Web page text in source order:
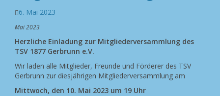
6. Mai 2023
Mai 2023
Herzliche Einladung zur Mitgliederversammlung des
TSV 1877 Gerbrunn e.V.
Wir laden alle Mitglieder, Freunde und Förderer des TSV
Gerbrunn zur diesjährigen Mitgliederversammlung am
Mittwoch, den 10. Mai 2023 um 19 Uhr